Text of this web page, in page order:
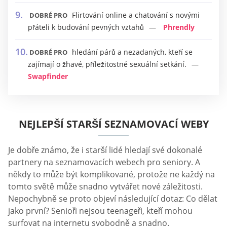
DOBRÉ PRO Flirtování online a chatování s novými
přáteli k budování pevných vztahů
Phrendly
DOBRÉ PRO hledání párů a nezadaných, kteří se
zajímají o žhavé, příležitostné sexuální setkání.
Swapfinder
NEJLEPŠÍ STARŠÍ SEZNAMOVACÍ WEBY
Je dobře známo, že i starší lidé hledají své dokonalé
partnery na seznamovacích webech pro seniory. A
někdy to může být komplikované, protože ne každý na
tomto světě může snadno vytvářet nové záležitosti.
Nepochybně se proto objeví následující dotaz: Co dělat
jako první? Senioři nejsou teenageři, kteří mohou
surfovat na internetu svobodně a snadno.